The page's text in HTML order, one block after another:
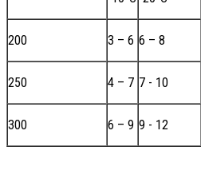
200 3 – 6 6 – 8
250 4 – 7 7 - 10
300 6 – 9 9 - 12